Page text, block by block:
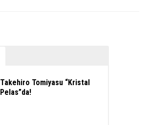
Takehiro Tomiyasu “Kristal
Pelas”da!